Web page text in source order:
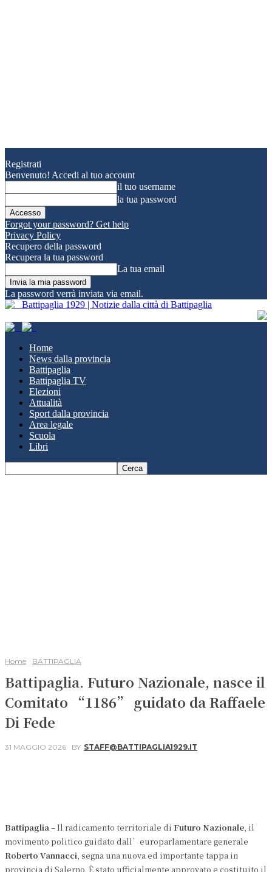
Registrati
Benvenuto! Accedi al tuo account
il tuo username
la tua password
Forgot your password? Get help
Privacy Policy
Recupero della password
Recupera la tua password
La tua email
La password verrà inviata via email.
Battipaglia 1929 | Notizie dalla città di Battipaglia
Home
News dalla provincia
Battipaglia
Battipaglia TV
Elezioni
Attualità
Sport dalla provincia
Area legale
Scuola
Libri
Home BATTIPAGLIA
Battipaglia. Futuro Nazionale, nasce il
Comitato “1186” guidato da Raffaele
Di Fede
31 MAGGIO 2026 BY STAFF@BATTIPAGLIA1929.IT
Battipaglia– Il radicamento territoriale di Futuro Nazionale, il
movimento politico guidato dall’europarlamentare generale
Roberto Vannacci, segna una nuova ed importante tappa in
provincia di Salerno. È stato ufficialmente approvato e costituito il